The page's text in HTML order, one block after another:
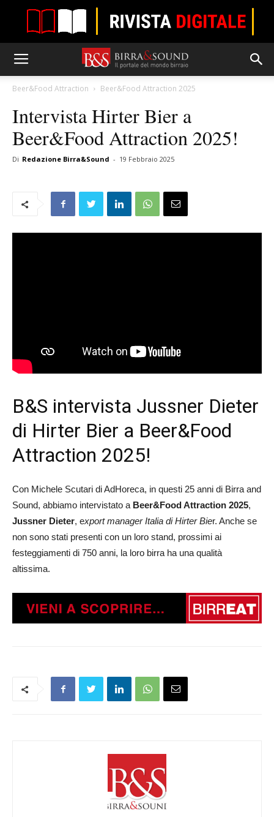
Beer&Food Attraction Beer&Food Attraction 2025
Intervista Hirter Bier a
Beer&Food Attraction 2025!
Di Redazione Birra&Sound - 19 Febbraio 2025
B&S intervista Jussner Dieter
di Hirter Bier a Beer&Food
Attraction 2025!
Con Michele Scutari di AdHoreca, in questi 25 anni di Birra and
Sound, abbiamo intervistato a Beer&Food Attraction 2025,
Jussner Dieter, export manager Italia di Hirter Bier. Anche se
non sono stati presenti con un loro stand, prossimi ai
festeggiamenti di 750 anni, la loro birra ha una qualità
altissima.